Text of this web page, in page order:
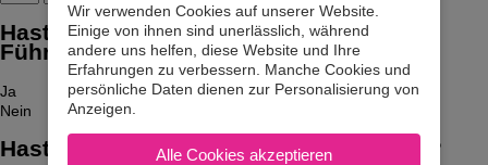
Hast du bereits den Motorrad-
Führerschein? (Kein Moped!)
Ja
Nein
Hast du bereits den Auto-Führerschein?
Wir verwenden Cookies auf unserer Website.
Einige von ihnen sind unerlässlich, während
andere uns helfen, diese Website und Ihre
Erfahrungen zu verbessern. Manche Cookies und
persönliche Daten dienen zur Personalisierung von
Anzeigen.
Alle Cookies akzeptieren